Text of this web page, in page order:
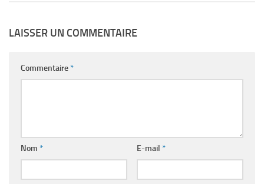
LAISSER UN COMMENTAIRE
Commentaire*
Nom * E-mail *